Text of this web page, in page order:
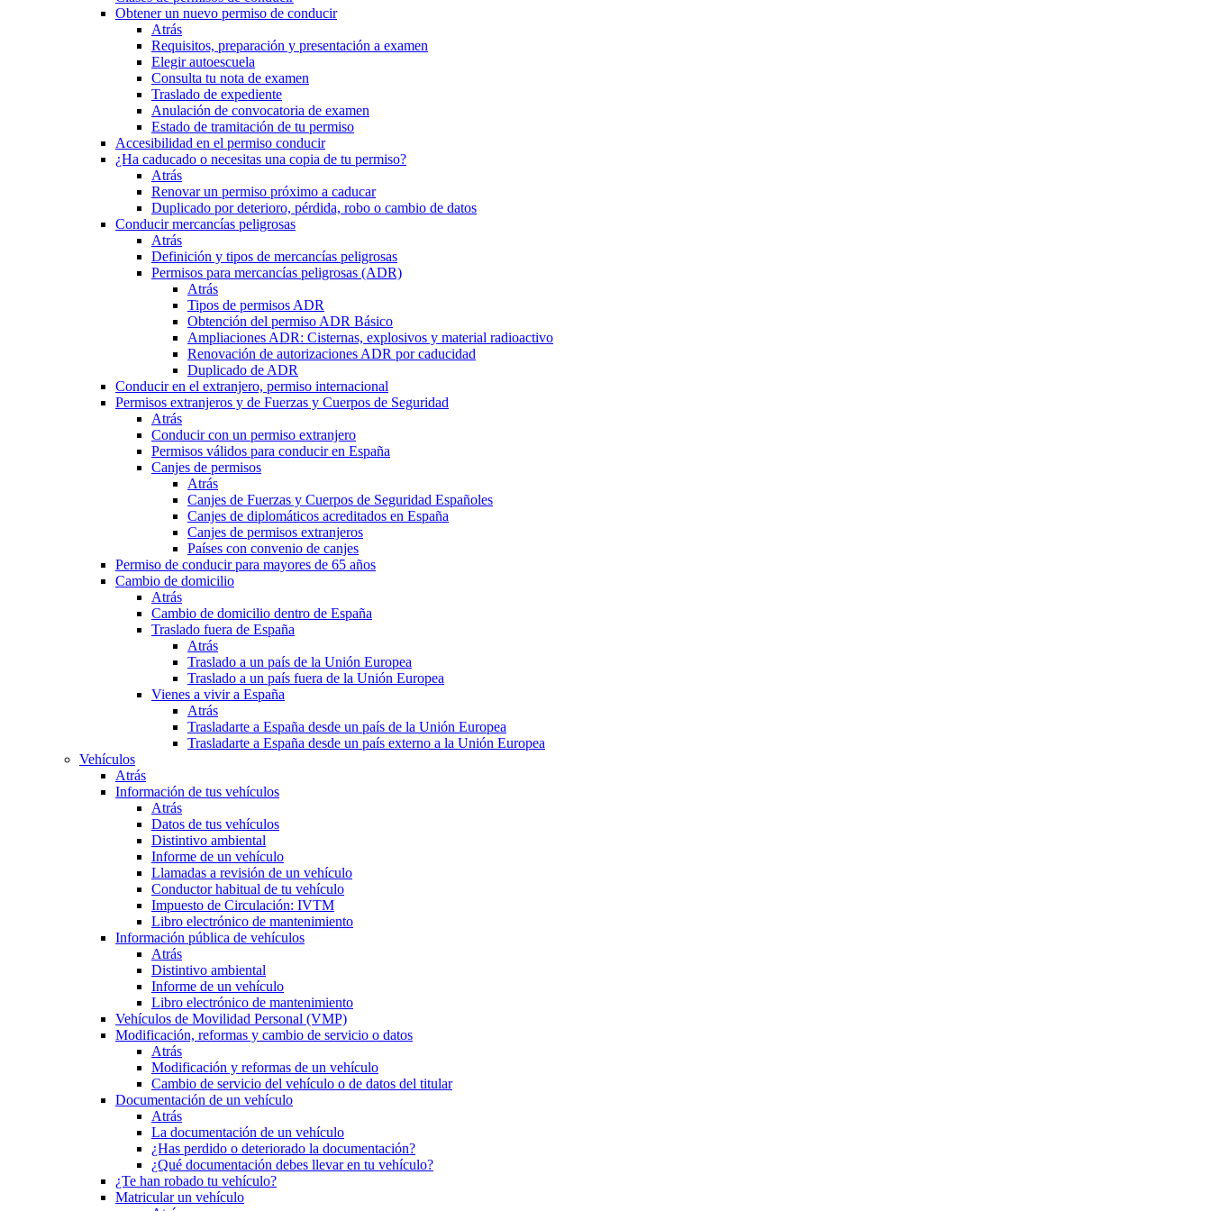
Obtener un nuevo permiso de conducir
Atrás
Requisitos, preparación y presentación a examen
Elegir autoescuela
Consulta tu nota de examen
Traslado de expediente
Anulación de convocatoria de examen
Estado de tramitación de tu permiso
Accesibilidad en el permiso conducir
¿Ha caducado o necesitas una copia de tu permiso?
Atrás
Renovar un permiso próximo a caducar
Duplicado por deterioro, pérdida, robo o cambio de datos
Conducir mercancías peligrosas
Atrás
Definición y tipos de mercancías peligrosas
Permisos para mercancías peligrosas (ADR)
Atrás
Tipos de permisos ADR
Obtención del permiso ADR Básico
Ampliaciones ADR: Cisternas, explosivos y material radioactivo
Renovación de autorizaciones ADR por caducidad
Duplicado de ADR
Conducir en el extranjero, permiso internacional
Permisos extranjeros y de Fuerzas y Cuerpos de Seguridad
Atrás
Conducir con un permiso extranjero
Permisos válidos para conducir en España
Canjes de permisos
Atrás
Canjes de Fuerzas y Cuerpos de Seguridad Españoles
Canjes de diplomáticos acreditados en España
Canjes de permisos extranjeros
Países con convenio de canjes
Permiso de conducir para mayores de 65 años
Cambio de domicilio
Atrás
Cambio de domicilio dentro de España
Traslado fuera de España
Atrás
Traslado a un país de la Unión Europea
Traslado a un país fuera de la Unión Europea
Vienes a vivir a España
Atrás
Trasladarte a España desde un país de la Unión Europea
Trasladarte a España desde un país externo a la Unión Europea
Vehículos
Atrás
Información de tus vehículos
Atrás
Datos de tus vehículos
Distintivo ambiental
Informe de un vehículo
Llamadas a revisión de un vehículo
Conductor habitual de tu vehículo
Impuesto de Circulación: IVTM
Libro electrónico de mantenimiento
Información pública de vehículos
Atrás
Distintivo ambiental
Informe de un vehículo
Libro electrónico de mantenimiento
Vehículos de Movilidad Personal (VMP)
Modificación, reformas y cambio de servicio o datos
Atrás
Modificación y reformas de un vehículo
Cambio de servicio del vehículo o de datos del titular
Documentación de un vehículo
Atrás
La documentación de un vehículo
¿Has perdido o deteriorado la documentación?
¿Qué documentación debes llevar en tu vehículo?
¿Te han robado tu vehículo?
Matricular un vehículo